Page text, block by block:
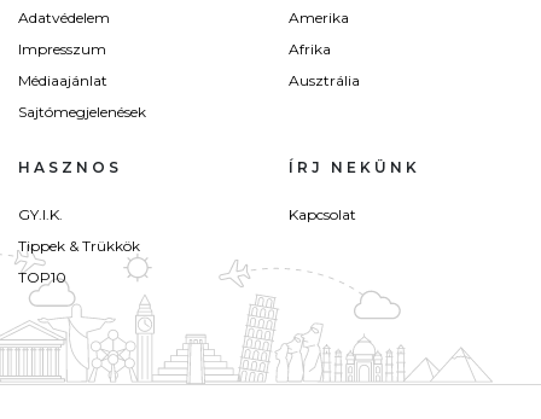
Adatvédelem
Impresszum
Médiaajánlat
Sajtómegjelenések
Amerika
Afrika
Ausztrália
HASZNOS
GY.I.K.
Tippek & Trükkök
TOP10
ÍRJ NEKÜNK
Kapcsolat